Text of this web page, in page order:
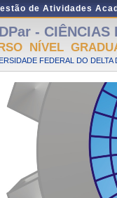
de Atividades
-
NÍVEL
FEDERAL DO DELTA